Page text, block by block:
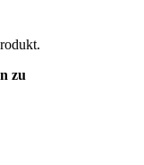
zu